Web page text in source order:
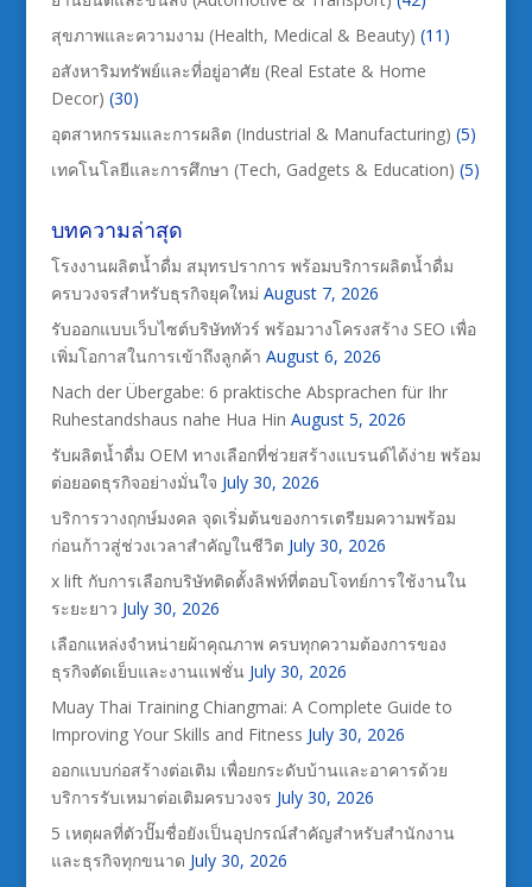
สุขภาพและความงาม (Health, Medical & Beauty) (11)
อสังหาริมทรัพย์และที่อยู่อาศัย (Real Estate & Home
Decor) (30)
อุตสาหกรรมและการผลิต (Industrial & Manufacturing) (5)
เทคโนโลยีและการศึกษา (Tech, Gadgets & Education) (5)
บทความล่าสุด
โรงงานผลิตน้ำดื่ม สมุทรปราการ พร้อมบริการผลิตน้ำดื่ม
ครบวงจรสำหรับธุรกิจยุคใหม่ August 7, 2026
รับออกแบบเว็บไซต์บริษัททัวร์ พร้อมวางโครงสร้าง SEO เพื่อ
เพิ่มโอกาสในการเข้าถึงลูกค้า August 6, 2026
Nach der Übergabe: 6 praktische Absprachen für Ihr
Ruhestandshaus nahe Hua Hin August 5, 2026
รับผลิตน้ำดื่ม OEM ทางเลือกที่ช่วยสร้างแบรนด์ได้ง่าย พร้อม
ต่อยอดธุรกิจอย่างมั่นใจ July 30, 2026
บริการวางฤกษ์มงคล จุดเริ่มต้นของการเตรียมความพร้อม
ก่อนก้าวสู่ช่วงเวลาสำคัญในชีวิต July 30, 2026
x lift กับการเลือกบริษัทติดตั้งลิฟท์ที่ตอบโจทย์การใช้งานใน
ระยะยาว July 30, 2026
เลือกแหล่งจำหน่ายผ้าคุณภาพ ครบทุกความต้องการของ
ธุรกิจตัดเย็บและงานแฟชั่น July 30, 2026
Muay Thai Training Chiangmai: A Complete Guide to
Improving Your Skills and Fitness July 30, 2026
ออกแบบก่อสร้างต่อเติม เพื่อยกระดับบ้านและอาคารด้วย
บริการรับเหมาต่อเติมครบวงจร July 30, 2026
5 เหตุผลที่ตัวปั๊มชื่อยังเป็นอุปกรณ์สำคัญสำหรับสำนักงาน
และธุรกิจทุกขนาด July 30, 2026